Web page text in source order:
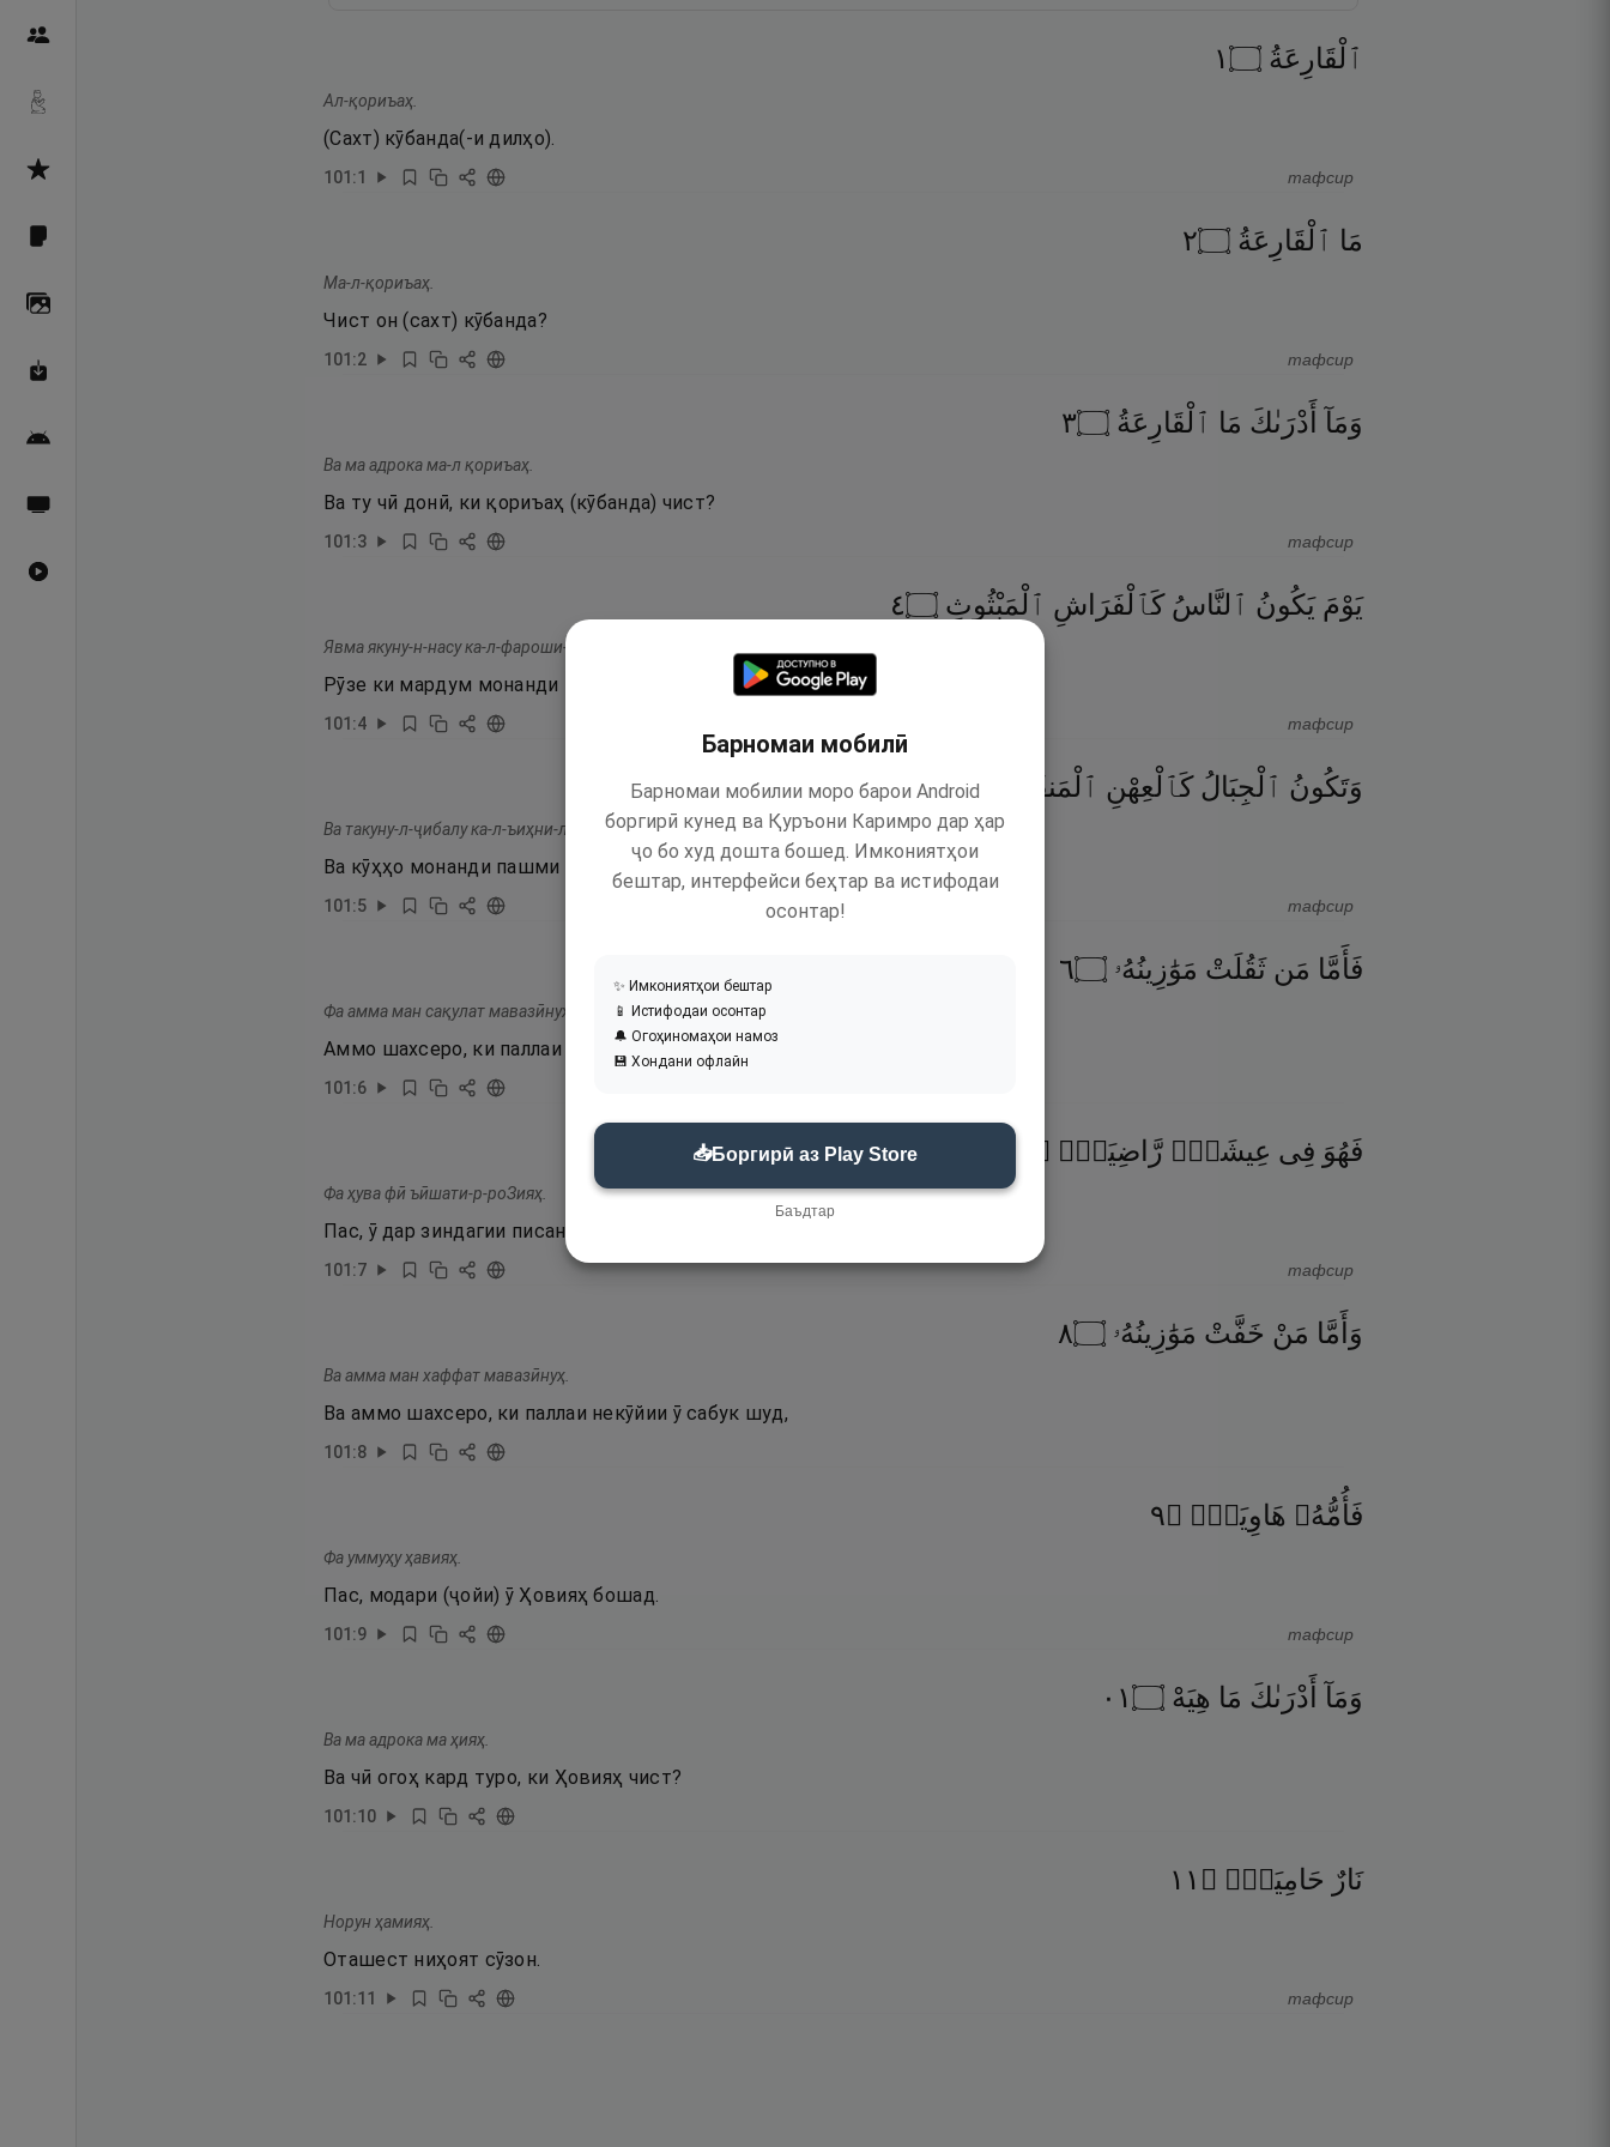
ٱلْقَارِعَةُ ۝١
Ал-қориъаҳ.
(Сахт) кӯбанда(-и дилҳо).
101:1 тафсир
مَا ٱلْقَارِعَةُ ۝٢
Ма-л-қориъаҳ.
Чист он (сахт) кӯбанда?
101:2 тафсир
وَمَآ أَدْرَىٰكَ مَا ٱلْقَارِعَةُ ۝٣
Ва ма адрока ма-л қориъаҳ.
Ва ту чӣ донӣ, ки қориъаҳ (кӯбанда) чист?
101:3 тафсир
يَوْمَ يَكُونُ ٱلنَّاسُ كَٱلْفَرَاشِ ٱلْمَبْثُوثِ ۝٤
Явма якуну-н-насу ка-л-фароши-л-мабсус.
Рӯзе ки мардум монанди парвонаҳои пароканда бошанд.
101:4 тафсир
وَتَكُونُ ٱلْجِبَالُ كَٱلْعِهْنِ ٱلْمَنفُوشِ ۝٥
Ва такуну-л-ҷибалу ка-л-ъиҳни-л-манфуш.
Ва кӯҳҳо монанди пашми рангини ҳаллоҷишуда бошанд.
101:5 тафсир
فَأَمَّا مَن ثَقُلَتْ مَوَٰزِينُهُۥ ۝٦
Фа амма ман сақулат мавазӣнуҳ.
Аммо шахсеро, ки паллаи тарозуи ҳасаноти ӯ гарон шавад,
101:6
فَهُوَ فِى عِيشَةٍۢ رَّاضِيَةٍۢ ۝
Фа ҳува фӣ ъӣшати-р-роЗияҳ.
Пас, ӯ дар зиндагии писандида бошад.
101:7 тафсир
وَأَمَّا مَنْ خَفَّتْ مَوَٰزِينُهُۥ ۝٨
Ва амма ман хаффат мавазӣнуҳ.
Ва аммо шахсеро, ки паллаи некӯйии ӯ сабук шуд,
101:8
فَأُمُّهُۥ هَاوِيَةٌۭ ۝٩
Фа уммуҳу ҳавияҳ.
Пас, модари (ҷойи) ӯ Ҳовияҳ бошад.
101:9 тафсир
وَمَآ أَدْرَىٰكَ مَا هِيَهْ ۝١٠
Ва ма адрока ма ҳияҳ.
Ва чӣ огоҳ кард туро, ки Ҳовияҳ чист?
101:10
نَارٌ حَامِيَةٌۢ ۝ ١١
Норун ҳамияҳ.
Оташест ниҳоят сӯзон.
101:11 тафсир
Барномаи мобилӣ
Барномаи мобилии моро барои Android
боргирӣ кунед ва Қуръони Каримро дар ҳар
ҷо бо худ дошта бошед. Имкониятҳои
бештар, интерфейси беҳтар ва истифодаи
осонтар!
✨ Имкониятҳои бештар
📱 Истифодаи осонтар
🔔 Огоҳиномаҳои намоз
💾 Хондани офлайн
📥Боргирӣ аз Play Store
Баъдтар